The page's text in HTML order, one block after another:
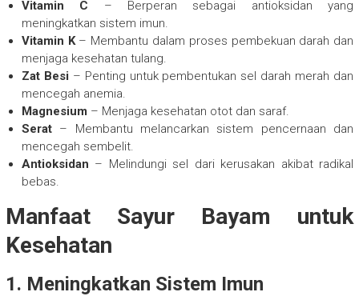
Vitamin C – Berperan sebagai antioksidan yang
meningkatkan sistem imun.
Vitamin K– Membantu dalam proses pembekuan darah dan
menjaga kesehatan tulang.
Zat Besi – Penting untuk pembentukan sel darah merah dan
mencegah anemia.
Magnesium – Menjaga kesehatan otot dan saraf.
Serat– Membantu melancarkan sistem pencernaan dan
mencegah sembelit.
Antioksidan – Melindungi sel dari kerusakan akibat radikal
bebas.
Manfaat Sayur Bayam untuk
Kesehatan
1. Meningkatkan Sistem Imun